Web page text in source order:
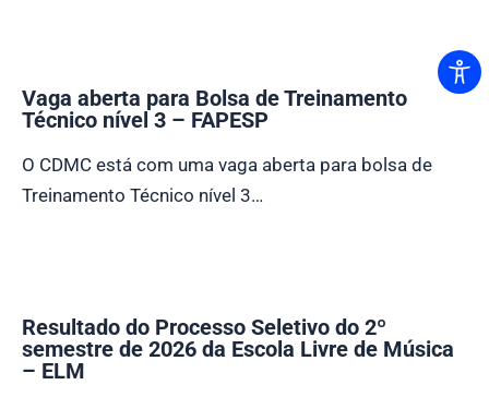
Vaga aberta para Bolsa de Treinamento
Técnico nível 3 – FAPESP
O CDMC está com uma vaga aberta para bolsa de
Treinamento Técnico nível 3…
Resultado do Processo Seletivo do 2º
semestre de 2026 da Escola Livre de Música
– ELM